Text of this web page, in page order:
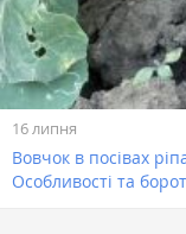
16 липня
Вовчок в посівах
Особливості та